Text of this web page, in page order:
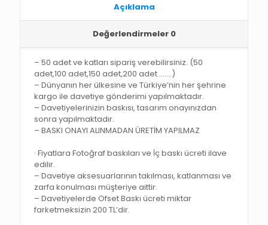
Açıklama
Değerlendirmeler 0
– 50 adet ve katları sipariş verebilirsiniz. (50
adet,100 adet,150 adet,200 adet …….)
– Dünyanın her ülkesine ve Türkiye’nin her şehrine
kargo ile davetiye gönderimi yapılmaktadır.
– Davetiyelerinizin baskısı, tasarım onayınızdan
sonra yapılmaktadır.
– BASKI ONAYI ALINMADAN ÜRETİM YAPILMAZ
· Fiyatlara Fotoğraf baskıları ve İç baskı ücreti ilave
edilir.
– Davetiye aksesuarlarının takılması, katlanması ve
zarfa konulması müşteriye aittir.
– Davetiyelerde Ofset Baskı ücreti miktar
farketmeksizin 200 TL’dir.